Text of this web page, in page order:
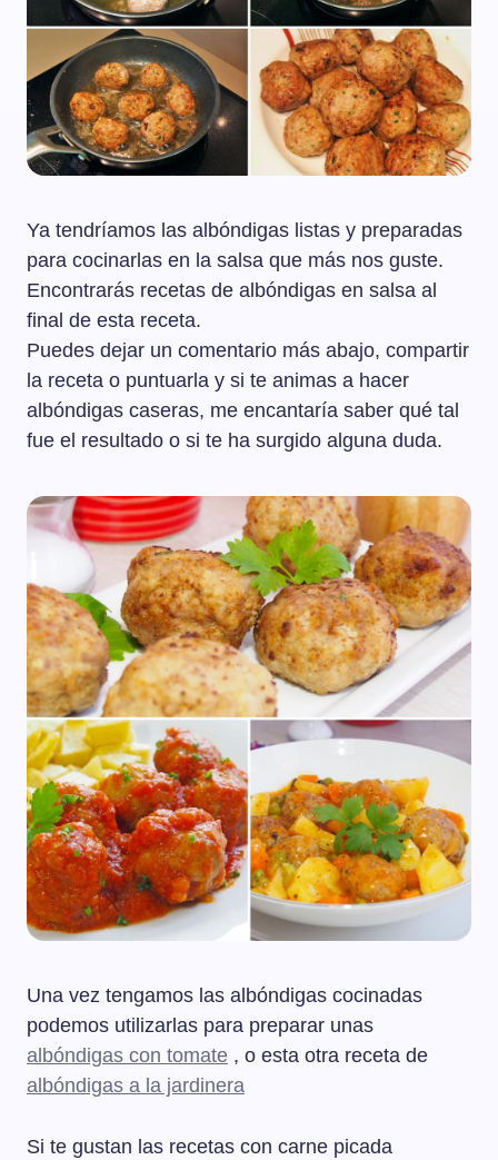
Ya tendríamos las albóndigas listas y preparadas
para cocinarlas en la salsa que más nos guste.
Encontrarás recetas de albóndigas en salsa al
final de esta receta.
Puedes dejar un comentario más abajo, compartir
la receta o puntuarla y si te animas a hacer
albóndigas caseras, me encantaría saber qué tal
fue el resultado o si te ha surgido alguna duda.
Una vez tengamos las albóndigas cocinadas
podemos utilizarlas para preparar unas
albóndigas con tomate , o esta otra receta de
albóndigas a la jardinera
Si te gustan las recetas con carne picada